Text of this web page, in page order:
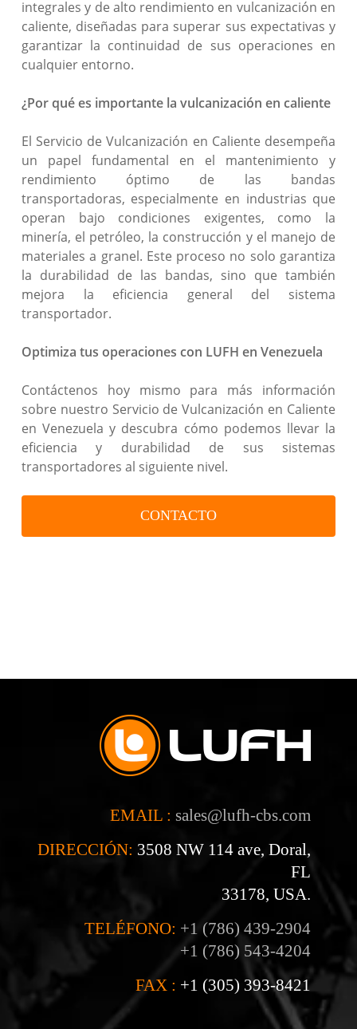
integrales y de alto rendimiento en vulcanización en
caliente, diseñadas para superar sus expectativas y
garantizar la continuidad de sus operaciones en
cualquier entorno.
¿Por qué es importante la vulcanización en caliente
El Servicio de Vulcanización en Caliente desempeña
un papel fundamental en el mantenimiento y
rendimiento óptimo de las bandas
transportadoras, especialmente en industrias que
operan bajo condiciones exigentes, como la
minería, el petróleo, la construcción y el manejo de
materiales a granel. Este proceso no solo garantiza
la durabilidad de las bandas, sino que también
mejora la eficiencia general del sistema
transportador.
Optimiza tus operaciones con LUFH en Venezuela
Contáctenos hoy mismo para más información
sobre nuestro Servicio de Vulcanización en Caliente
en Venezuela y descubra cómo podemos llevar la
eficiencia y durabilidad de sus sistemas
transportadores al siguiente nivel.
CONTACTO
EMAIL : sales@lufh-cbs.com
DIRECCIÓN: 3508 NW 114 ave, Doral,
FL
33178, USA.
TELÉFONO: +1 (786) 439-2904
+1 (786) 543-4204
FAX : +1 (305) 393-8421